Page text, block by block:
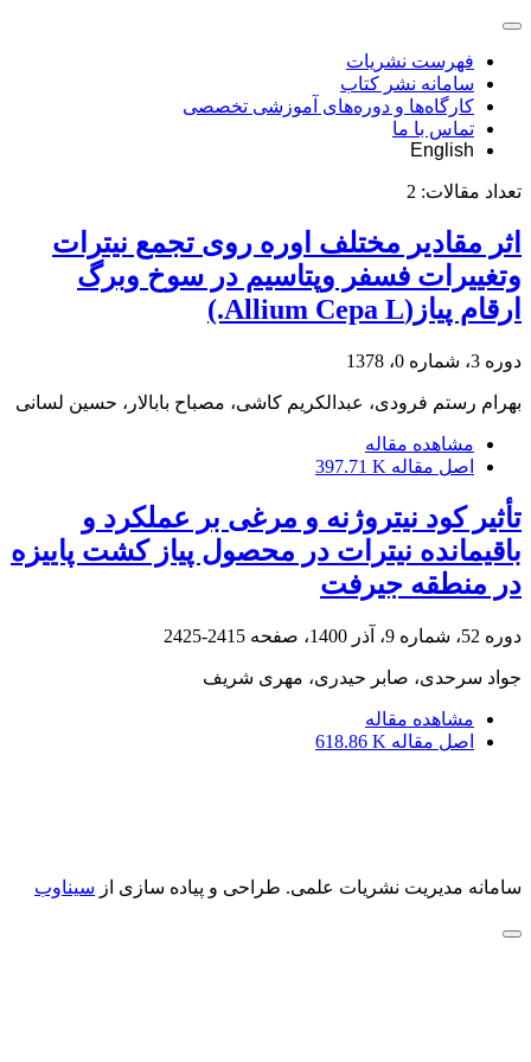
فهرست نشریات
سامانه نشر کتاب
کارگاه‌ها و دوره‌های آموزشی تخصصی
تماس با ما
English
تعداد مقالات: 2
اثر مقادیر مختلف اوره روی تجمع نیترات
وتغییرات فسفر وپتاسیم در سوخ وبرگ
ارقام پیاز(Allium Cepa L.)
دوره 3، شماره 0، 1378
بهرام رستم فرودی، عبدالکریم کاشی، مصباح بابالار، حسین لسانی
مشاهده مقاله
اصل مقاله 397.71 K
تأثیر کود نیتروژنه و مرغی بر عملکرد و
باقیمانده نیترات در محصول پیاز کشت پاییزه
در منطقه جیرفت
دوره 52، شماره 9، آذر 1400، صفحه 2415-2425
جواد سرحدی، صابر حیدری، مهری شریف
مشاهده مقاله
اصل مقاله 618.86 K
سامانه مدیریت نشریات علمی. طراحی و پیاده سازی از سیناوب